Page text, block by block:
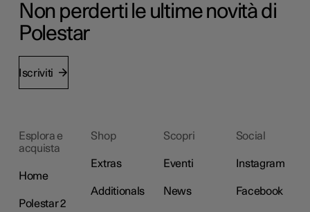
Non perderti le ultime novità di
Polestar
Iscriviti
Esplora e
acquista
Home
Polestar 2
Shop
Extras
Additionals
Scopri
Eventi
News
Social
Instagram
Facebook